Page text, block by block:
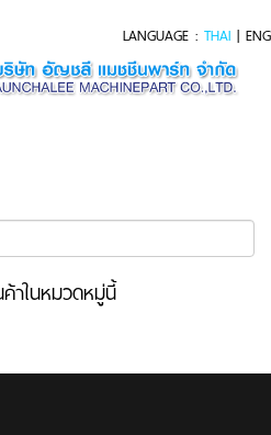
LANGUAGE : THAI | ENG
าในหมวดหมู่นี้